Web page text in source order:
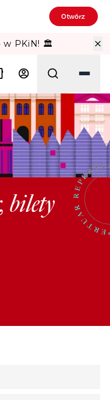
Otwórz
w PKiN! 🏛️
bilety